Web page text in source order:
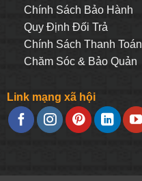
Chính Sách Bảo Hành
Quy Định Đối Trả
Chính Sách Thanh Toán
Chăm Sóc & Bảo Quản
Link mạng xã hội